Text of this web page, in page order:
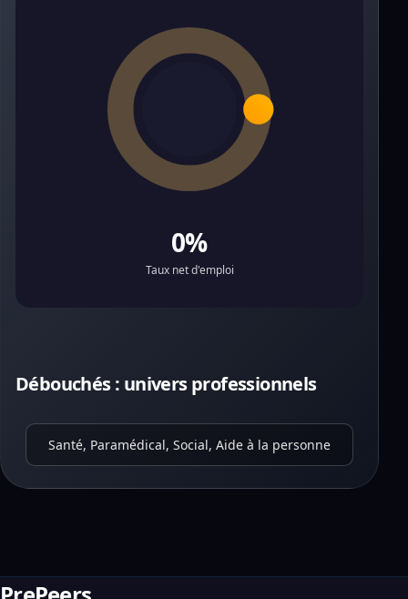
0%
Taux net d'emploi
Débouchés : univers professionnels
Santé, Paramédical, Social, Aide à la personne